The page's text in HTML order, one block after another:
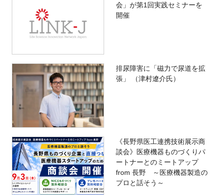
会」が第1回実践セミナーを
開催
排尿障害に「磁力で尿道を拡
張」 （津村遼介氏）
《長野県医工連携技術展示商
談会》医療機器ものづくりパ
ートナーとのミートアップ
from 長野 ～医療機器製造の
プロと話そう～